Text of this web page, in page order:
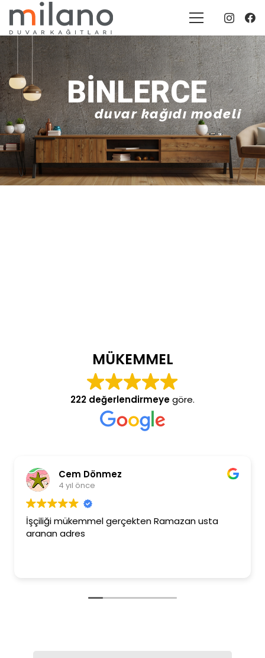
BINLERCE
duvar kağıdı modeli
MÜKEMMEL
222 değerlendirmeyegöre.
Cem Dönmez
4 yıl önce
İşçiliği mükemmel gerçekten Ramazan usta
aranan adres